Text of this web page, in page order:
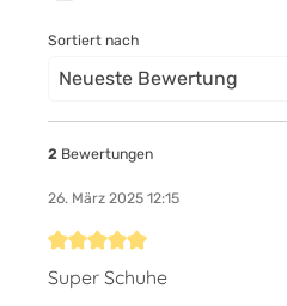
Sortiert nach
2 Bewertungen
26. März 2025 12:15
Bewertung mit 5 von 5 Sternen
Super Schuhe